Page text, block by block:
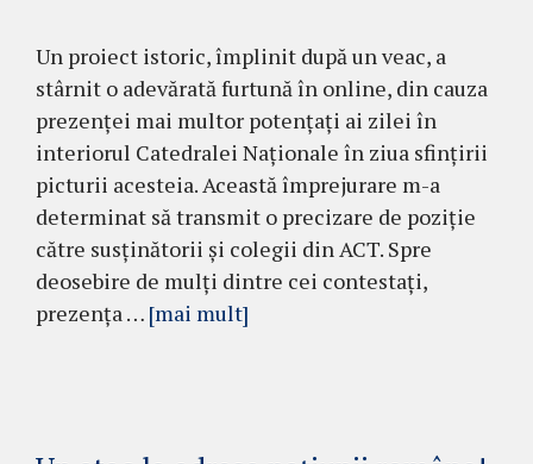
Un proiect istoric, împlinit după un veac, a
stârnit o adevărată furtună în online, din cauza
prezenței mai multor potențați ai zilei în
interiorul Catedralei Naționale în ziua sfințirii
picturii acesteia. Această împrejurare m-a
determinat să transmit o precizare de poziție
către susținătorii și colegii din ACT. Spre
deosebire de mulți dintre cei contestați,
prezența … [mai mult]